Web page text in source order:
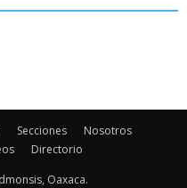
Secciones
Nosotros
Directorio
Oaxaca.